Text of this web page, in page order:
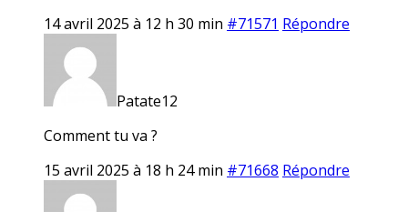
14 avril 2025 à 12 h 30 min #71571 Répondre
Patate12
Comment tu va ?
15 avril 2025 à 18 h 24 min #71668 Répondre